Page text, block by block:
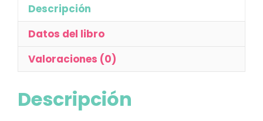
Descripción
Datos del libro
Valoraciones (0)
Descripción